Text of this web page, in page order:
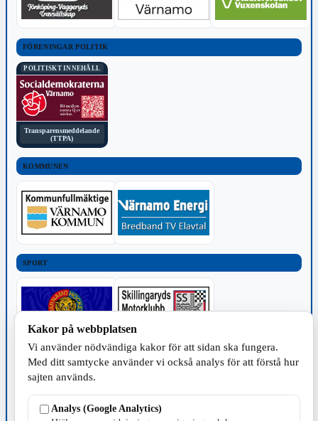
FÖRENINGAR POLITIK
POLITISKT INNEHÅLL
Transparensmeddelande
(TTPA)
KOMMUNEN
SPORT
TILLVERKNING
Kakor på webbplatsen
Vi använder nödvändiga kakor för att sidan ska fungera.
Med ditt samtycke använder vi också analys för att förstå hur
sajten används.
Analys (Google Analytics)